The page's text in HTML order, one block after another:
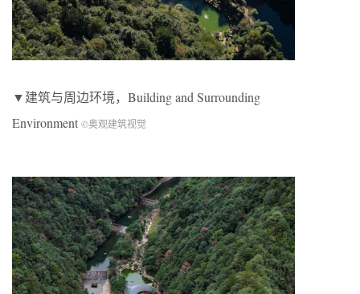
▼建筑与周边环境，Building and Surrounding
Environment ©奥观建筑视觉